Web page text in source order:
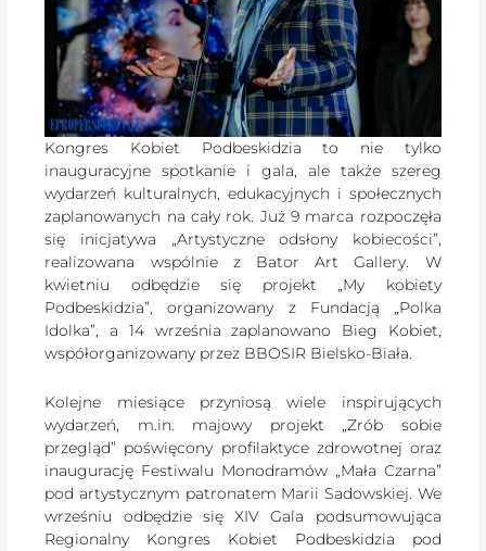
Kongres Kobiet Podbeskidzia to nie tylko
inauguracyjne spotkanie i gala, ale także szereg
wydarzeń kulturalnych, edukacyjnych i społecznych
zaplanowanych na cały rok. Już 9 marca rozpoczęła
się inicjatywa „Artystyczne odsłony kobiecości”,
realizowana wspólnie z Bator Art Gallery. W
kwietniu odbędzie się projekt „My kobiety
Podbeskidzia”, organizowany z Fundacją „Polka
Idolka”, a 14 września zaplanowano Bieg Kobiet,
współorganizowany przez BBOSIR Bielsko-Biała.
Kolejne miesiące przyniosą wiele inspirujących
wydarzeń, m.in. majowy projekt „Zrób sobie
przegląd” poświęcony profilaktyce zdrowotnej oraz
inaugurację Festiwalu Monodramów „Mała Czarna”
pod artystycznym patronatem Marii Sadowskiej. We
wrześniu odbędzie się XIV Gala podsumowująca
Regionalny Kongres Kobiet Podbeskidzia pod